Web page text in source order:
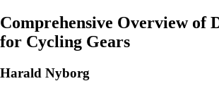
Comprehensive Overview of
for Cycling Gears
Harald Nyborg